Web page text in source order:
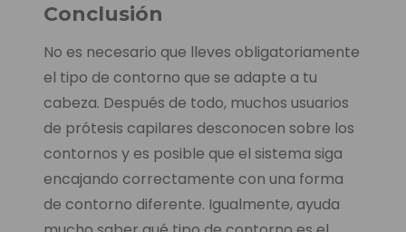
Conclusión
No es necesario que lleves obligatoriamente
el tipo de contorno que se adapte a tu
cabeza. Después de todo, muchos usuarios
de prótesis capilares desconocen sobre los
contornos y es posible que el sistema siga
encajando correctamente con una forma
de contorno diferente. Igualmente, ayuda